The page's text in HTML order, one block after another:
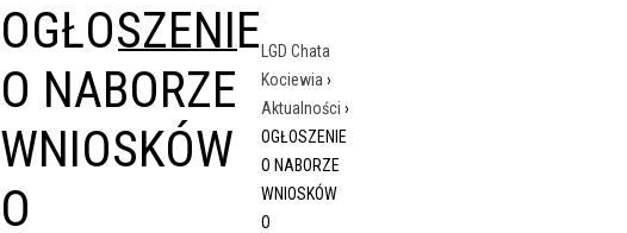
OGŁOSZENIE
O NABORZE
WNIOSKÓW
O
LGD Chata
Kociewia ›
Aktualności ›
OGŁOSZENIE
O NABORZE
WNIOSKÓW
O